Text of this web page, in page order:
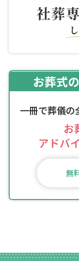
お葬式
一冊で葬儀の
お
アドバ
無